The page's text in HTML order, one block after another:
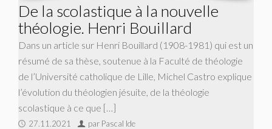
De la scolastique à la nouvelle
théologie. Henri Bouillard
Dans un article sur Henri Bouillard (1908-1981) qui est un
résumé de sa thèse, soutenue à la Faculté de théologie
de l’Université catholique de Lille, Michel Castro explique
l’évolution du théologien jésuite, de la théologie
scolastique à ce que […]
27.11.2021 par Pascal Ide